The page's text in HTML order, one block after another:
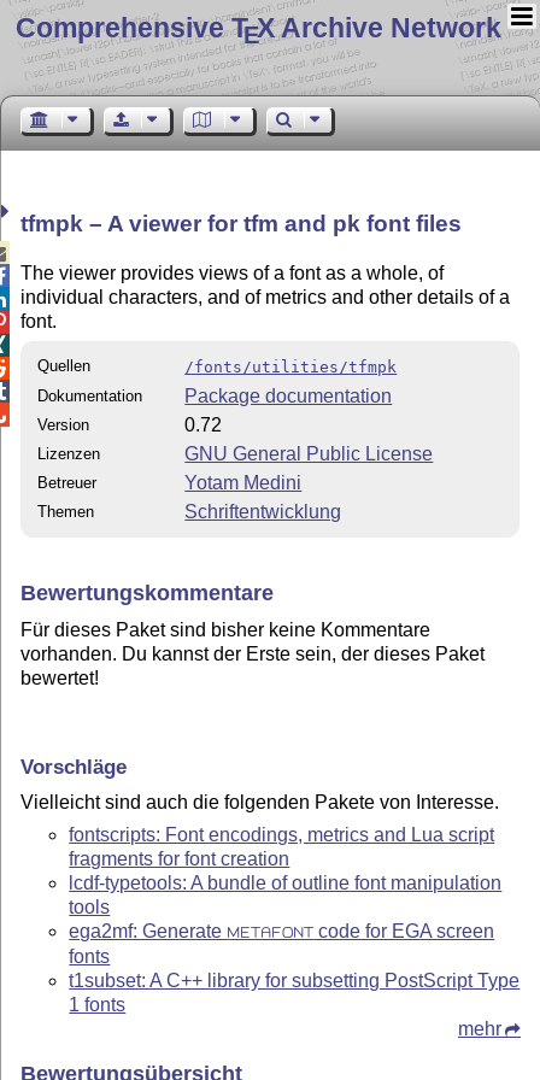
Comprehensive TEX Archive Network
tfmpk – A viewer for tfm and pk font files
The viewer provides views of a font as a whole, of
individual characters, and of metrics and other details of a
font.
Quellen
/fonts/utilities/tfmpk
Dokumentation
Package documentation
Version 0.72
Lizenzen GNU General Public License
Betreuer Yotam Medini
Themen Schriftentwicklung
Bewertungskommentare
Für dieses Paket sind bisher keine Kommentare
vorhanden. Du kannst der Erste sein, der dieses Paket
bewertet!
Vorschläge
Vielleicht sind auch die folgenden Pakete von Interesse.
fontscripts: Font encodings, metrics and Lua script
fragments for font creation
lcdf-typetools: A bundle of outline font manipulation
tools
ega2mf: Generate
METAFONT
code for EGA screen
fonts
t1subset: A C++ library for subsetting PostScript Type
1 fonts
mehr
Bewertungsübersicht